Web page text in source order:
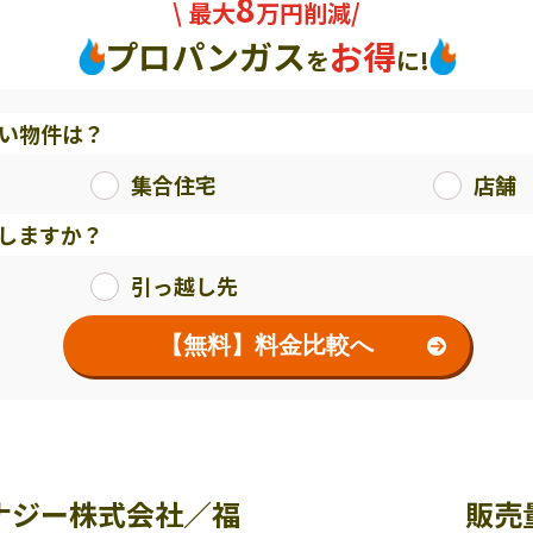
\ 最大 万円削減/
プロパンガスをお得に!
物件は？
集合住宅
店舗
ますか？
引っ越し先
【無料】料金比較へ
ー株式会社／福
販売